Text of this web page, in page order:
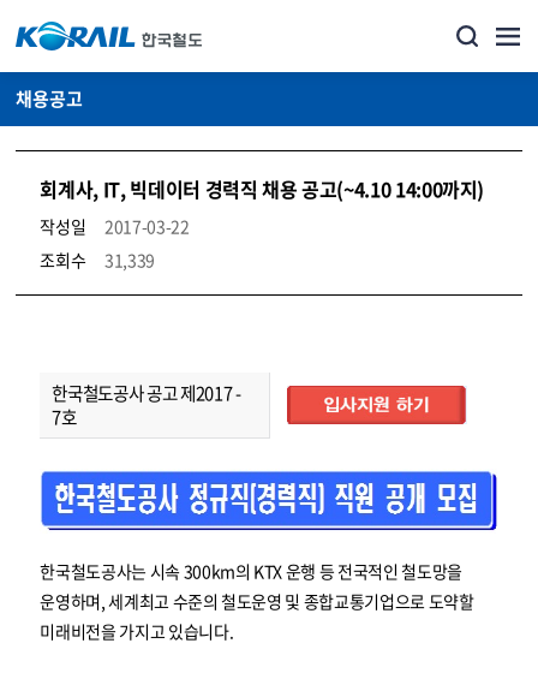
채용공고
회계사, IT, 빅데이터 경력직 채용 공고(~4.10 14:00까지)
작성일
2017-03-22
조회수
31,339
코레일소개_경영공시_채용공고 상세보기 – 내용, 파일, 담당자 연락처로 구성
한국철도공사 공고 제2017 -
7호
한국철도공사는 시속 300km의 KTX 운행 등 전국적인 철도망을
운영하며, 세계최고 수준의 철도운영 및 종합교통기업으로 도약할
미래비전을 가지고 있습니다.